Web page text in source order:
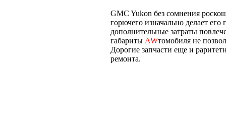
GMC Yukon без сомнения
горючего изначально делает
дополнительные затраты
габариты AWтомобиля не
Дорогие запчасти еще и
ремонта.